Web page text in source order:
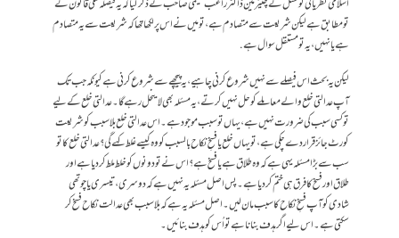
اسلامی نظریاتی کونسل کے چیئرمین ڈاکٹر راغب نعیمی صاحب نے ذکر کیا کہ یہ فیصلہ ملکی قانون کے
تو مطابق ہے لیکن شریعت سے متصادم ہے، تو میں نے اس پر لکھا تھا کہ شریعت سے یہ متصادم
ہے یا نہیں، یہ تو مستقل سوال ہے.
لیکن یہ بحث اس فیصلے سے نہیں شروع کرنی چاہیے، یہ پیچھے سے شروع کرنی ہے کیونکہ جب تک
آپ عدالتی خلع والے معاملے کو حل نہیں کرتے، یہ مسئلہ بھی لا ینحل رہے گا۔ عدالتی خلع کے لیے
تو کسی سبب کی ضرورت نہیں ہے، یہاں تو سبب موجود ہے۔ اس عدالتی خلع بلاسبب کو شریعت
کورٹ جائز قرار دے چکی ہے، تو یہاں خلع یا فسخِ نکاح بالسبب کو وہ کیسے غلط کہے گی؟ عدالتی خلع کا تو
سب سے بڑا مسئلہ یہی ہے کہ وہ طلاق ہے یا فسخ ہے؟ اس نے تو دونوں کو خلط ملط کر دیا ہے اور
طلاق اور فسخ کا فرق ہی ختم کر دیا ہے۔پس اصل مسئلہ یہ نہیں ہے کہ دوسری، تیسری یا چوتھی
شادی کو آپ فسخِ نکاح کا سبب مان لیں۔ اصل مسئلہ یہ ہے کہ بلا سبب بھی عدالت نکاح فسخ کر
سکتی ہے۔ اس لیے اگر ہدف بنانا ہے تو اُس کو ہدف بنائیں۔